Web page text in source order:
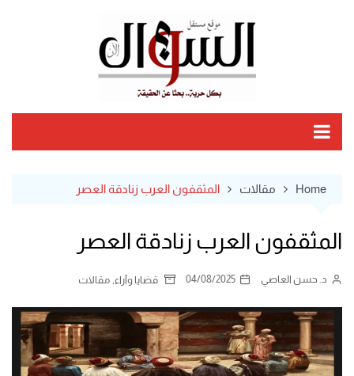
Home مقالات المثقفون العرب زنادقة العصر
المثقفون العرب زنادقة العصر
د. حسن العاصي 04/08/2025 قضايا وآراء مقالات